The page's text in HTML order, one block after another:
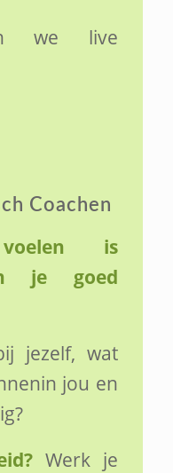
we live
Coachen
is
je goed
jezelf, wat
jou en
Werk je